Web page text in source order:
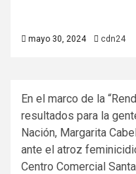
mayo 30, 2024 cdn24
En el marco de la
resultados para la
Nación, Margarita
ante el atroz
Centro Comercial